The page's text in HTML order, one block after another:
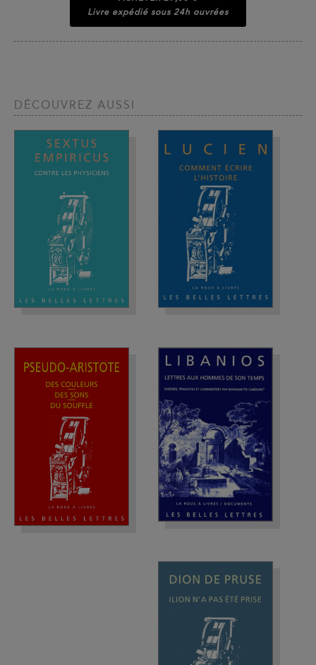
Livre expédié sous 24h ouvrées
DÉCOUVREZ AUSSI